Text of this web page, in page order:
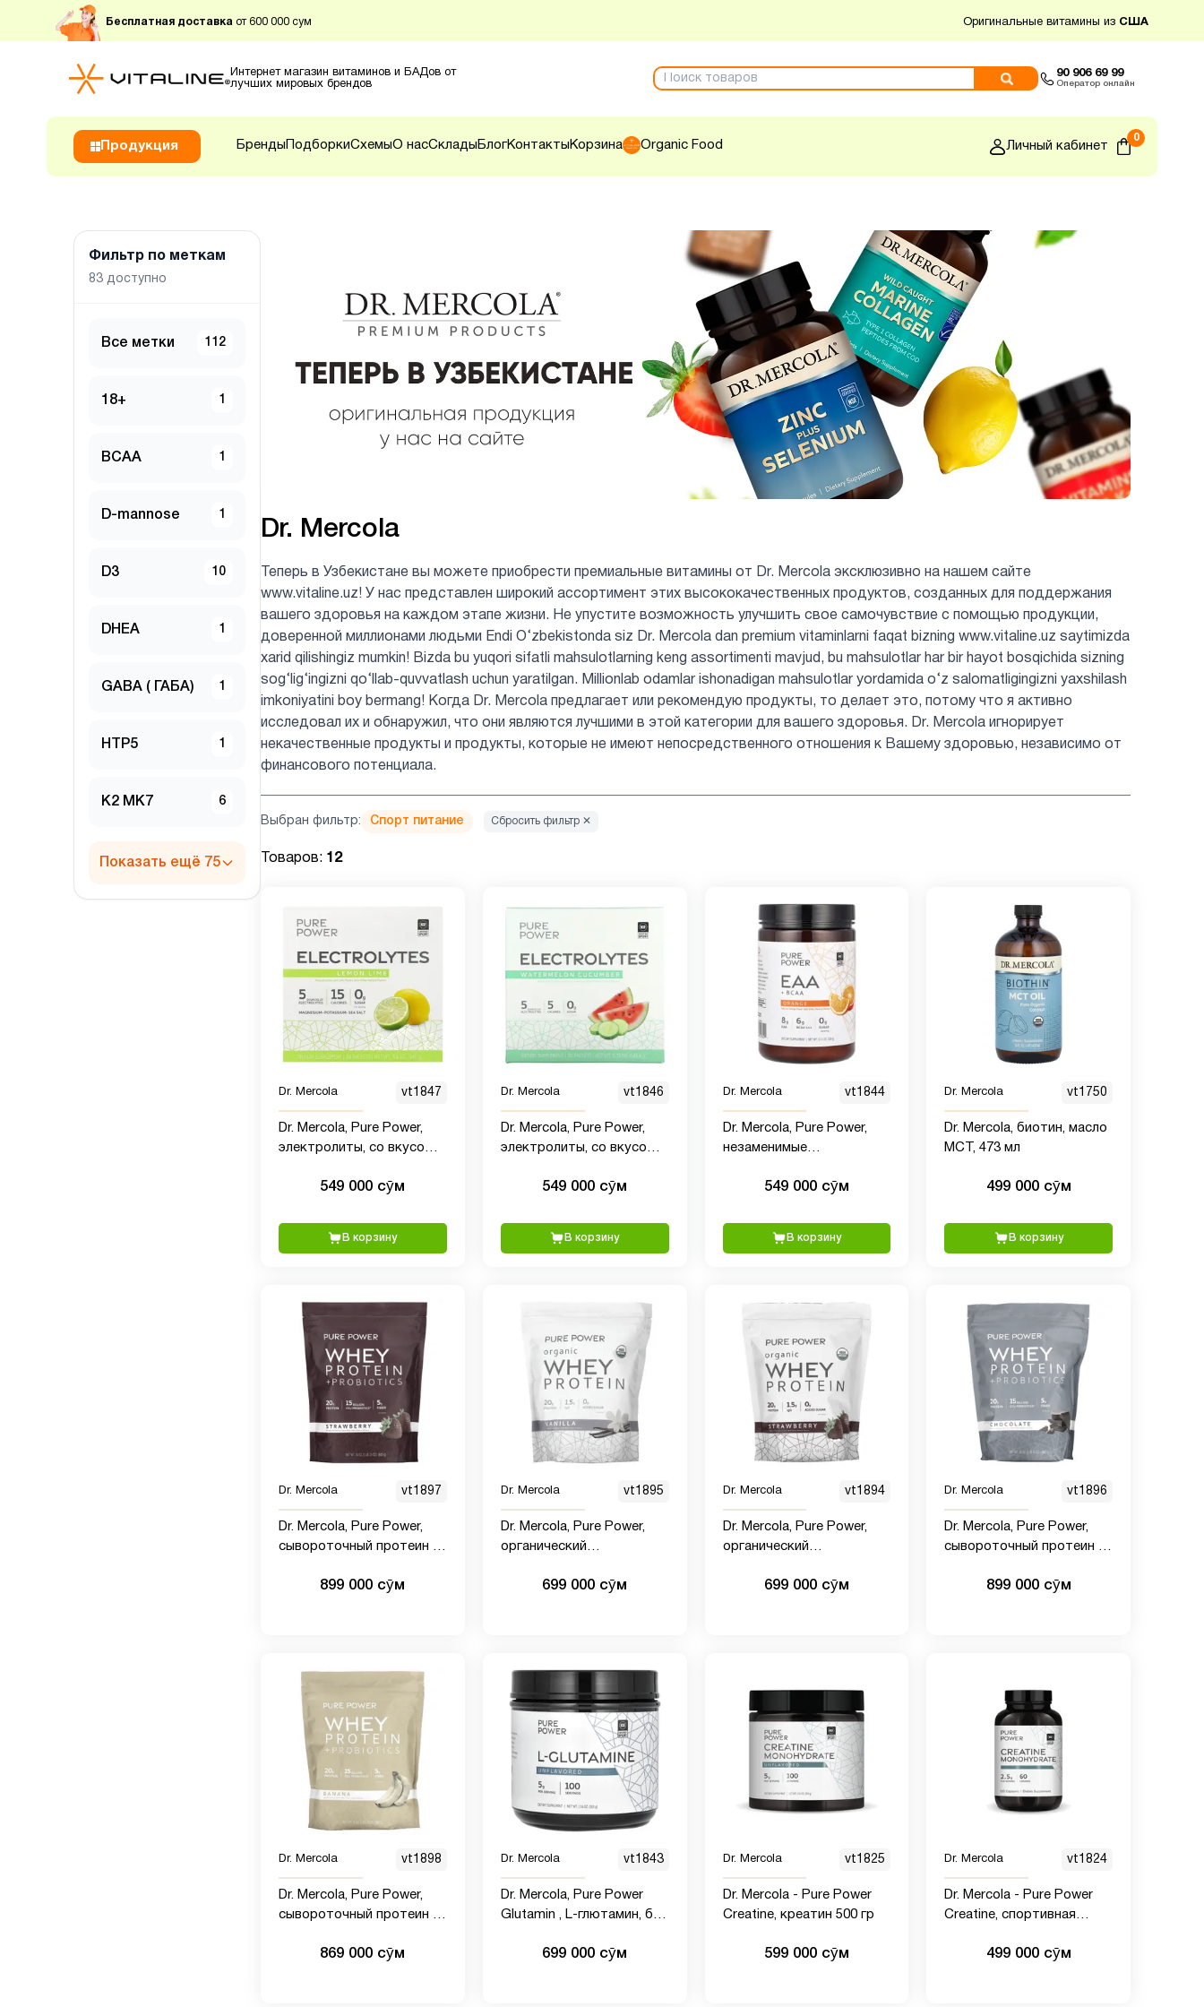
Бесплатная доставка от 600 000 сум Оригинальные витамины из США
Интернет магазин витаминов и БАДов от
лучших мировых брендов
90 906 69 99
Оператор онлайн
Продукция Бренды ПодборкиСхемыО насСклады БлогКонтакты Корзина Organic Food Личный кабинет
0
Фильтр по меткам
83 доступно
Все метки 112
18+ 1
BCAA 1
D-mannose 1
D3 10
DHEA 1
GABA ( ГАБА) 1
HTP5 1
K2 MK7 6
Показать ещё 75
Dr. Mercola
Теперь в Узбекистане вы можете приобрести премиальные витамины от Dr. Mercola эксклюзивно на нашем сайте
www.vitaline.uz! У нас представлен широкий ассортимент этих высококачественных продуктов, созданных для поддержания
вашего здоровья на каждом этапе жизни. Не упустите возможность улучшить свое самочувствие с помощью продукции,
доверенной миллионами людьми Endi O‘zbekistonda siz Dr. Mercola dan premium vitaminlarni faqat bizning www.vitaline.uz saytimizda
xarid qilishingiz mumkin! Bizda bu yuqori sifatli mahsulotlarning keng assortimenti mavjud, bu mahsulotlar har bir hayot bosqichida sizning
sog‘lig‘ingizni qo‘llab-quvvatlash uchun yaratilgan. Millionlab odamlar ishonadigan mahsulotlar yordamida o‘z salomatligingizni yaxshilash
imkoniyatini boy bermang! Когда Dr. Mercola предлагает или рекомендую продукты, то делает это, потому что я активно
исследовал их и обнаружил, что они являются лучшими в этой категории для вашего здоровья. Dr. Mercola игнорирует
некачественные продукты и продукты, которые не имеют непосредственного отношения к Вашему здоровью, независимо от
финансового потенциала.
Выбран фильтр: Спорт питание Сбросить фильтр ✕
Товаров: 12
Dr. Mercola vt1847
Dr. Mercola, Pure Power,
электролиты, со вкусом
пакетиков по 8 г
549 000 сӯм
В корзину
Dr. Mercola vt1846
Dr. Mercola, Pure Power,
электролиты, со вкусом
пакетиков, 145,6 г
549 000 сӯм
В корзину
Dr. Mercola vt1844
Dr. Mercola, Pure Power,
незаменимые
вкусом апельсина, 350 г
549 000 сӯм
В корзину
Dr. Mercola vt1750
Dr. Mercola, биотин, масло
MCT, 473 мл
499 000 сӯм
В корзину
Dr. Mercola vt1897
Dr. Mercola, Pure Power,
сывороточный протеин с
клубники, 880 г (1 фунт 15
899 000 сӯм
Dr. Mercola vt1895
Dr. Mercola, Pure Power,
органический
со вкусом ванили, 585 г (1
699 000 сӯм
Dr. Mercola vt1894
Dr. Mercola, Pure Power,
органический
со вкусом клубники, 585 г
699 000 сӯм
Dr. Mercola vt1896
Dr. Mercola, Pure Power,
сывороточный протеин с
фунт 15 унций)
899 000 сӯм
Dr. Mercola vt1898
Dr. Mercola, Pure Power,
сывороточный протеин с
банана, 880 г (1 фунт 15
869 000 сӯм
Dr. Mercola vt1843
Dr. Mercola, Pure Power
Glutamin , L-глютамин, без
699 000 сӯм
Dr. Mercola vt1825
Dr. Mercola - Pure Power
Creatine, креатин 500 гр
599 000 сӯм
Dr. Mercola vt1824
Dr. Mercola - Pure Power
Creatine, спортивная
499 000 сӯм